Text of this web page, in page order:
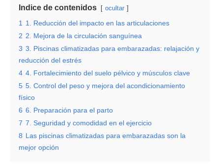
Indice de contenidos ocultar
1 1. Reducción del impacto en las articulaciones
2 2. Mejora de la circulación sanguínea
3 3. Piscinas climatizadas para embarazadas: relajación y
reducción del estrés
4 4. Fortalecimiento del suelo pélvico y músculos clave
5 5. Control del peso y mejora del acondicionamiento
físico
6 6. Preparación para el parto
7 7. Seguridad y comodidad en el ejercicio
8 Las piscinas climatizadas para embarazadas son la
mejor opción